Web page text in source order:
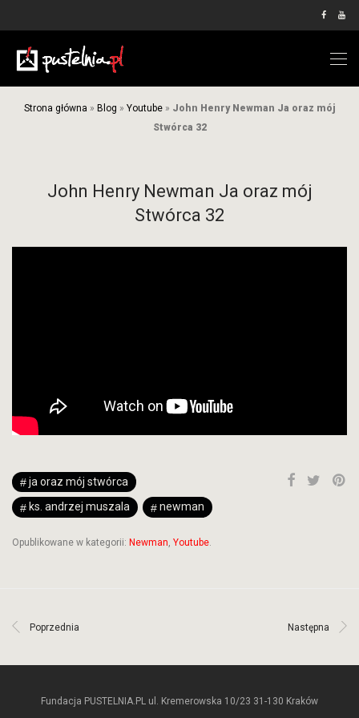
Strona główna » Blog » Youtube» John Henry Newman Ja oraz mój
Stwórca 32
John Henry Newman Ja oraz mój
Stwórca 32
ja oraz mój stwórca
ks. andrzej muszala
newman
Opublikowane w kategorii: Newman Youtube
Poprzednia Następna
Fundacja PUSTELNIA.PL ul. Kremerowska 10/23 31-130 Kraków